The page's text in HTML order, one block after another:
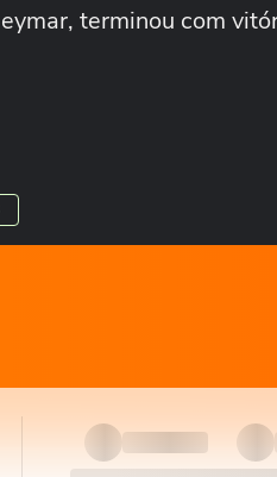
terminou com